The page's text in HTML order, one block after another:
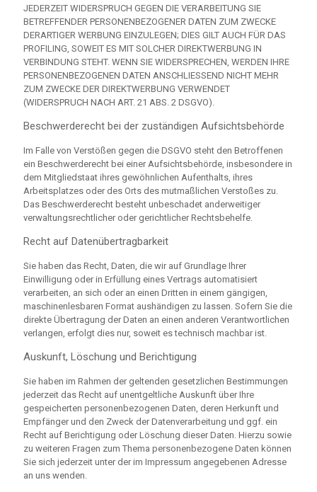
JEDERZEIT WIDERSPRUCH GEGEN DIE VERARBEITUNG SIE
BETREFFENDER PERSONENBEZOGENER DATEN ZUM ZWECKE
DERARTIGER WERBUNG EINZULEGEN; DIES GILT AUCH FÜR DAS
PROFILING, SOWEIT ES MIT SOLCHER DIREKTWERBUNG IN
VERBINDUNG STEHT. WENN SIE WIDERSPRECHEN, WERDEN IHRE
PERSONENBEZOGENEN DATEN ANSCHLIESSEND NICHT MEHR
ZUM ZWECKE DER DIREKTWERBUNG VERWENDET
(WIDERSPRUCH NACH ART. 21 ABS. 2 DSGVO).
Beschwerde­recht bei der zuständigen Aufsichts­behörde
Im Falle von Verstößen gegen die DSGVO steht den Betroffenen
ein Beschwerderecht bei einer Aufsichtsbehörde, insbesondere in
dem Mitgliedstaat ihres gewöhnlichen Aufenthalts, ihres
Arbeitsplatzes oder des Orts des mutmaßlichen Verstoßes zu.
Das Beschwerderecht besteht unbeschadet anderweitiger
verwaltungsrechtlicher oder gerichtlicher Rechtsbehelfe.
Recht auf Daten­übertrag­barkeit
Sie haben das Recht, Daten, die wir auf Grundlage Ihrer
Einwilligung oder in Erfüllung eines Vertrags automatisiert
verarbeiten, an sich oder an einen Dritten in einem gängigen,
maschinenlesbaren Format aushändigen zu lassen. Sofern Sie die
direkte Übertragung der Daten an einen anderen Verantwortlichen
verlangen, erfolgt dies nur, soweit es technisch machbar ist.
Auskunft, Löschung und Berichtigung
Sie haben im Rahmen der geltenden gesetzlichen Bestimmungen
jederzeit das Recht auf unentgeltliche Auskunft über Ihre
gespeicherten personenbezogenen Daten, deren Herkunft und
Empfänger und den Zweck der Datenverarbeitung und ggf. ein
Recht auf Berichtigung oder Löschung dieser Daten. Hierzu sowie
zu weiteren Fragen zum Thema personenbezogene Daten können
Sie sich jederzeit unter der im Impressum angegebenen Adresse
an uns wenden.